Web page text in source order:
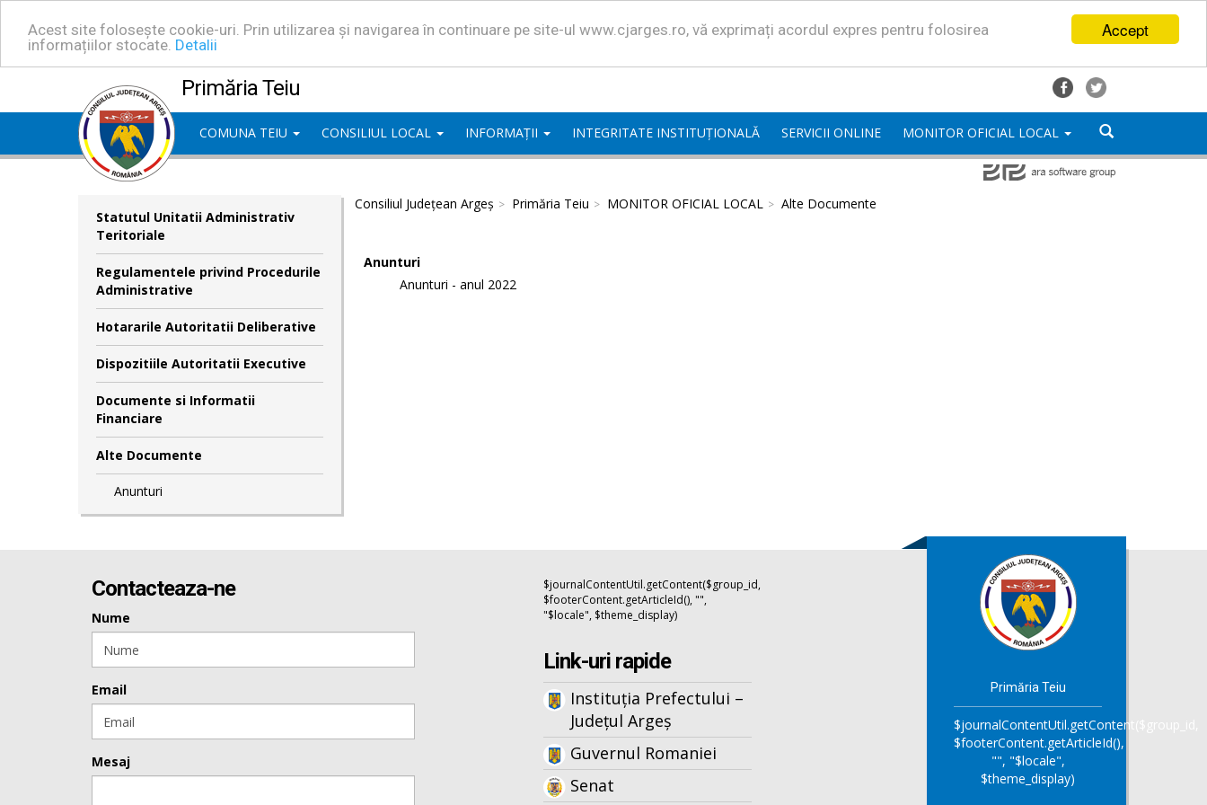
Accept
Acest site folosește cookie-uri. Prin utilizarea și navigarea în continuare pe site-ul www.cjarges.ro, vă exprimați acordul expres pentru folosirea
informațiilor stocate. Detalii
Primăria Teiu
COMUNA TEIU CONSILIUL LOCAL INFORMAȚII INTEGRITATE INSTITUȚIONALĂ SERVICII ONLINE MONITOR OFICIAL LOCAL
Statutul Unitatii Administrativ
Teritoriale
Regulamentele privind Procedurile
Administrative
Hotararile Autoritatii Deliberative
Dispozitiile Autoritatii Executive
Documente si Informatii
Financiare
Alte Documente
Anunturi
Consiliul Județean Argeș Primăria Teiu MONITOR OFICIAL LOCAL Alte Documente
Anunturi
Anunturi - anul 2022
Contacteaza-ne
Nume
Email
Mesaj
$journalContentUtil.getContent($group_id,
$footerContent.getArticleId(), "",
"$locale", $theme_display)
Link-uri rapide
Instituția Prefectului –
Județul Argeș
Guvernul Romaniei
Senat
Primăria Teiu
$journalContentUtil.getContent($group_id,
$footerContent.getArticleId(),
"", "$locale",
$theme_display)